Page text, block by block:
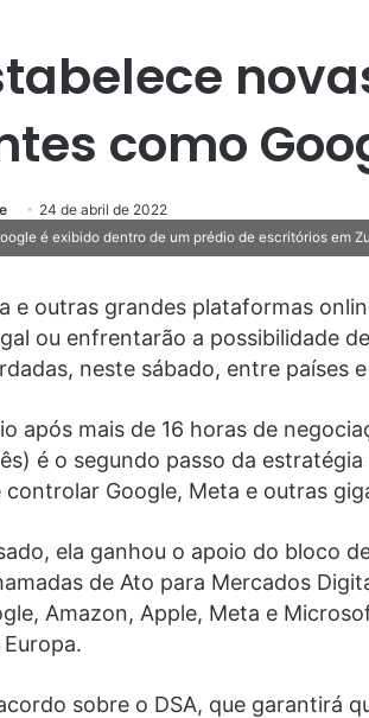
como
24 de abril de 2022
é exibido dentro de um prédio de escritórios em
e outras grandes plataformas
ou enfrentarão a possibilidade
neste sábado, entre países
após mais de 16 horas de
é o segundo passo da
controlar Google, Meta e outras
ela ganhou o apoio do bloco
de Ato para Mercados
Amazon, Apple, Meta e
sobre o DSA, que garantirá